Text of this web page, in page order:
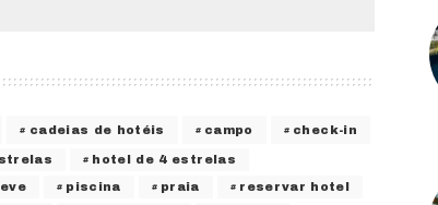
cadeias de hotéis campo check-in
hotel de 4 estrelas
piscina praia reservar hotel